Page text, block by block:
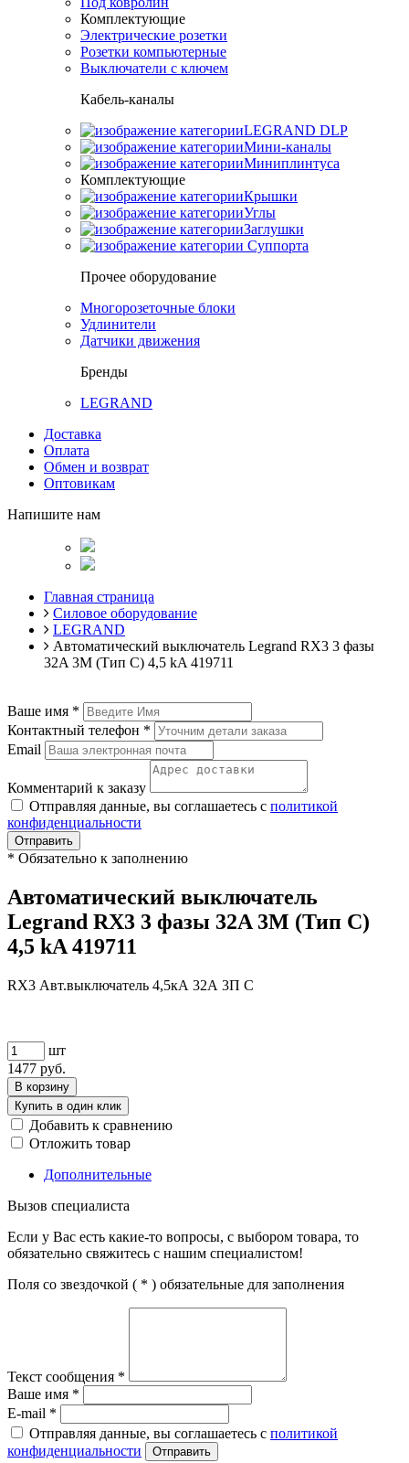
Комплектующие
Электрические розетки
Розетки компьютерные
Выключатели с ключем
Кабель-каналы
LEGRAND DLP
Мини-каналы
Миниплинтуса
Комплектующие
Крышки
Углы
Заглушки
Суппорта
Прочее оборудование
Многорозеточные блоки
Удлинители
Датчики движения
Бренды
LEGRAND
Доставка
Оплата
Обмен и возврат
Оптовикам
Напишите нам
Главная страница
Силовое оборудование
LEGRAND
Автоматический выключатель Legrand RX3 3 фазы
32A 3М (Тип C) 4,5 kA 419711
Ваше имя *
Контактный телефон *
Email
Комментарий к заказу
Отправляя данные, вы соглашаетесь с политикой
конфиденциальности
Отправить
* Обязательно к заполнению
Автоматический выключатель
Legrand RX3 3 фазы 32A 3М (Тип C)
4,5 kA 419711
RX3 Авт.выключатель 4,5кА 32А 3П C
шт
1477 руб.
В корзину
Купить в один клик
Добавить к сравнению
Отложить товар
Дополнительные
Вызов специалиста
Если у Вас есть какие-то вопросы, с выбором товара, то
обязательно свяжитесь с нашим специалистом!
Поля со звездочкой ( * ) обязательные для заполнения
Текст сообщения *
Ваше имя *
E-mail *
Отправляя данные, вы соглашаетесь с политикой
конфиденциальности
Отправить